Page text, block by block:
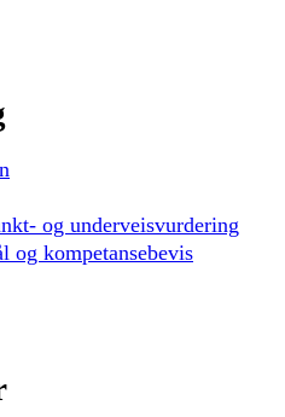
og underveisvurdering
og kompetansebevis